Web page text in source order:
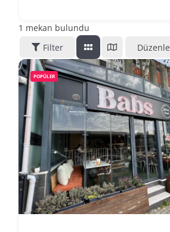
1 mekan bulundu
Filter
Düzenle
POPÜLER